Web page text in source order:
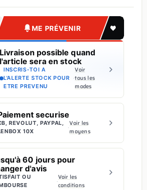
ME PRÉVENIR
Livraison possible quand
l'article sera en stock
INSCRIS-TOI A
L'ALERTE STOCK POUR
ETRE PREVENU
·
Voir
tous les
modes
securise
REVOLUT, PAYPAL,
10X
·Voir les
moyens
60 jours pour
d'avis
OU
·Voir les
conditions